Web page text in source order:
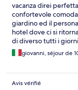
vacanza direi
confortevole
giardino ed il
hotel dove ci si
di diverso tutti i
giovanni, séjour de
Avis vérifié